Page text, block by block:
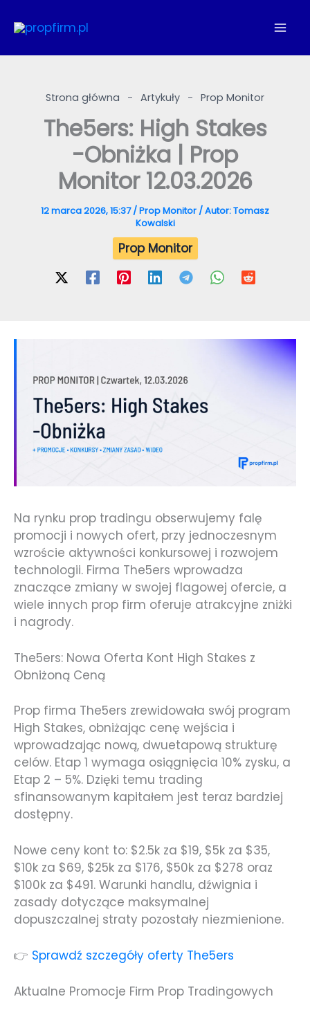
do
Strona główna - Artykuły - Prop Monitor
The5ers: High Stakes
-Obniżka | Prop
Monitor 12.03.2026
12 marca 2026, 15:37/Prop Monitor / Autor:Tomasz
Kowalski
Prop Monitor
Na rynku prop tradingu obserwujemy falę
promocji i nowych ofert, przy jednoczesnym
wzroście aktywności konkursowej i rozwojem
technologii. Firma The5ers wprowadza
znaczące zmiany w swojej flagowej ofercie, a
wiele innych prop firm oferuje atrakcyjne zniżki
i nagrody.
The5ers: Nowa Oferta Kont High Stakes z
Obniżoną Ceną
Prop firma The5ers zrewidowała swój program
High Stakes, obniżając cenę wejścia i
wprowadzając nową, dwuetapową strukturę
celów. Etap 1 wymaga osiągnięcia 10% zysku, a
Etap 2 – 5%. Dzięki temu trading
sfinansowanym kapitałem jest teraz bardziej
dostępny.
Nowe ceny kont to: $2.5k za $19, $5k za $35,
$10k za $69, $25k za $176, $50k za $278 oraz
$100k za $491. Warunki handlu, dźwignia i
zasady dotyczące maksymalnej
dopuszczalnej straty pozostały niezmienione.
👉 Sprawdź szczegóły oferty The5ers
Aktualne Promocje Firm Prop Tradingowych